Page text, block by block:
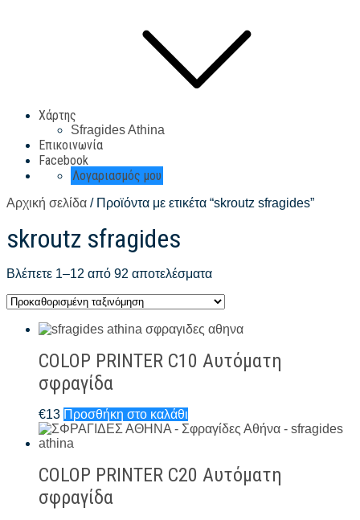
Χάρτης
Sfragides Athina
Επικοινωνία
Facebook
Λογαριασμός μου
Αρχική σελίδα / Προϊόντα με ετικέτα “skroutz sfragides”
skroutz sfragides
Βλέπετε 1–12 από 92 αποτελέσματα
COLOP PRINTER C10 Αυτόματη
σφραγίδα
€13 Προσθήκη στο καλάθι
COLOP PRINTER C20 Αυτόματη
σφραγίδα